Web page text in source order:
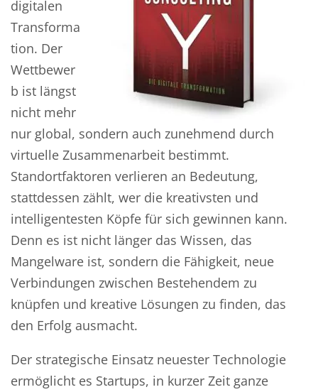
digitalen
Transforma
tion. Der
Wettbewer
b ist längst
nicht mehr
nur global, sondern auch zunehmend durch
virtuelle Zusammenarbeit bestimmt.
Standortfaktoren verlieren an Bedeutung,
stattdessen zählt, wer die kreativsten und
intelligentesten Köpfe für sich gewinnen kann.
Denn es ist nicht länger das Wissen, das
Mangelware ist, sondern die Fähigkeit, neue
Verbindungen zwischen Bestehendem zu
knüpfen und kreative Lösungen zu finden, das
den Erfolg ausmacht.
Der strategische Einsatz neuester Technologie
ermöglicht es Startups, in kurzer Zeit ganze